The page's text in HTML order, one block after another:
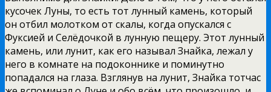
кусочек Луны, то есть тот лунный камень, который
он отбил молотком от скалы, когда опускался с
Фуксией и Селёдочкой в лунную пещеру. Этот лунный
камень, или лунит, как его называл Знайка, лежал у
него в комнате на подоконнике и поминутно
попадался на глаза. Взглянув на лунит, Знайка тотчас